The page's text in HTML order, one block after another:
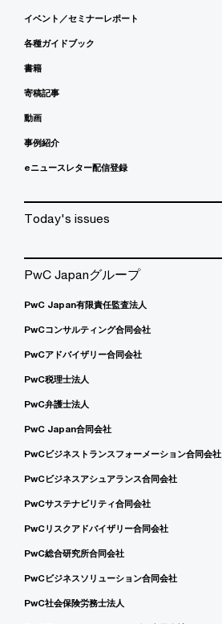
イベント／セミナーレポート
各種ガイドブック
書籍
寄稿記事
動画
事例紹介
eニュースレター配信登録
Today's issues
PwC Japanグループ
PwC Japan有限責任監査法人
PwCコンサルティング合同会社
PwCアドバイザリー合同会社
PwC税理士法人
PwC弁護士法人
PwC Japan合同会社
PwCビジネストランスフォーメーション合同会社
PwCビジネスアシュアランス合同会社
PwCサステナビリティ合同会社
PwCリスクアドバイザリー合同会社
PwC総合研究所合同会社
PwCビジネスソリューション合同会社
PwC社会保険労務士法人